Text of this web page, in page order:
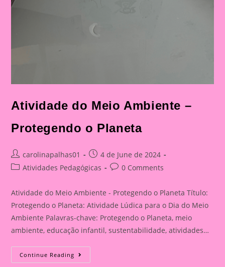
Atividade do Meio Ambiente –
Protegendo o Planeta
Post
author:
carolinapalhas01
Post
published:
4 de June de 2024
PostAtividades Pedagógicas
Post0 Comments
Atividade do Meio Ambiente - Protegendo o Planeta Título:
Protegendo o Planeta: Atividade Lúdica para o Dia do Meio
Ambiente Palavras-chave: Protegendo o Planeta, meio
ambiente, educação infantil, sustentabilidade, atividades…
Continue Reading Atividade
Do